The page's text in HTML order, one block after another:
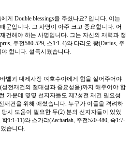
게 Double blessings을 주셨나요? 입니다. 이는
문입니다. 그 사명이 아주 크고 중요합니다. 어
건해야 하는 사명입니다. 그는 자신의 재력과 정
주전580-529, 스1:1-4)와 다리오 왕(Darius, 주
야 합니다. 설득시켰습니다.
벨과 대제사장 여호수아에게 힘을 실어주어야
전재건의 절대성과 중요성을)까지 해주어야 합
가운데 몇몇 선지자들도 제2성전 재건 필요성
재건을 위해 애썼습니다. 누구가 이들을 격려하
시 도움이 필요한 두(2) 분의 선지자들이 있었
1:1-11)와 스가랴(Zechariah, 주전520-480, 슥1:7-
습니다.